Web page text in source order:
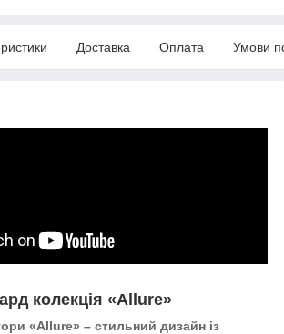
Доставка Оплата Умови
колекція «Allure»
«Allure» – стильний дизайн із